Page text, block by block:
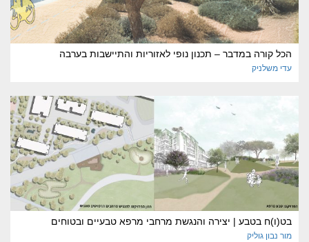
הכל קורה במדבר – תכנון נופי לאזוריות והתיישבות בערבה
עדי משלניק
בט(ו)ח בטבע | יצירה והנגשת מרחבי מרפא טבעיים ובטוחים
מור נבון גוליק